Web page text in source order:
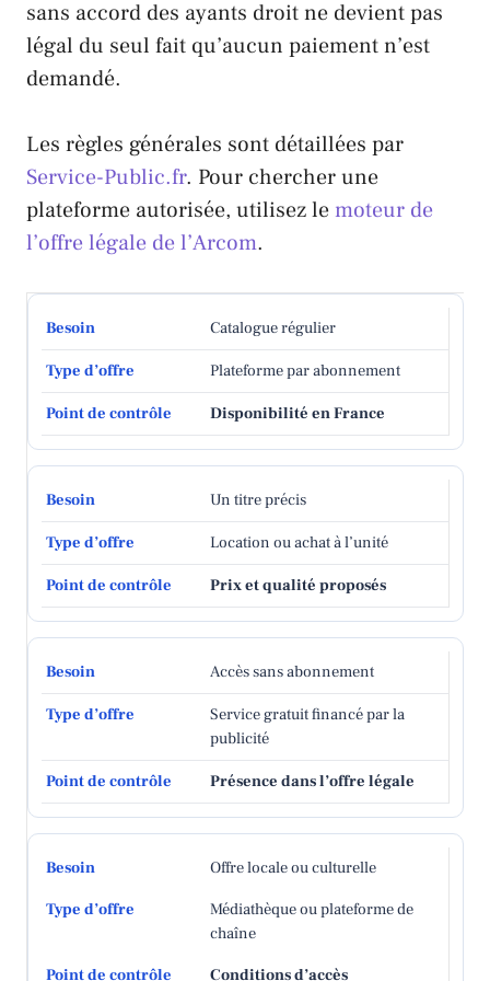
sans accord des ayants droit ne devient pas
légal du seul fait qu’aucun paiement n’est
demandé.
Les règles générales sont détaillées par
Service-Public.fr. Pour chercher une
plateforme autorisée, utilisez lemoteur de
l’offre légale de l’Arcom.
Catalogue régulier
Plateforme par abonnement
Disponibilité en France
Un titre précis
Location ou achat à l’unité
Prix et qualité proposés
Accès sans abonnement
Service gratuit financé par la
publicité
Présence dans l’offre légale
Offre locale ou culturelle
Médiathèque ou plateforme de
chaîne
Conditions d’accès